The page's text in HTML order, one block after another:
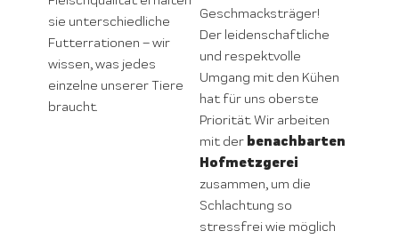
sie unterschiedliche
Futterrationen – wir
wissen, was jedes
einzelne unserer Tiere
braucht.
Geschmacksträger!
Der leidenschaftliche
und respektvolle
Umgang mit den Kühen
hat für uns oberste
Priorität. Wir arbeiten
mit der benachbarten
Hofmetzgerei
zusammen, um die
Schlachtung so
stressfrei wie möglich